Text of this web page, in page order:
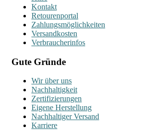
Kontakt
Retourenportal
Zahlungsmöglichkeiten
Versandkosten
Verbraucherinfos
Gute Gründe
Wir über uns
Nachhaltigkeit
Zertifizierungen
Eigene Herstellung
Nachhaltiger Versand
Karriere